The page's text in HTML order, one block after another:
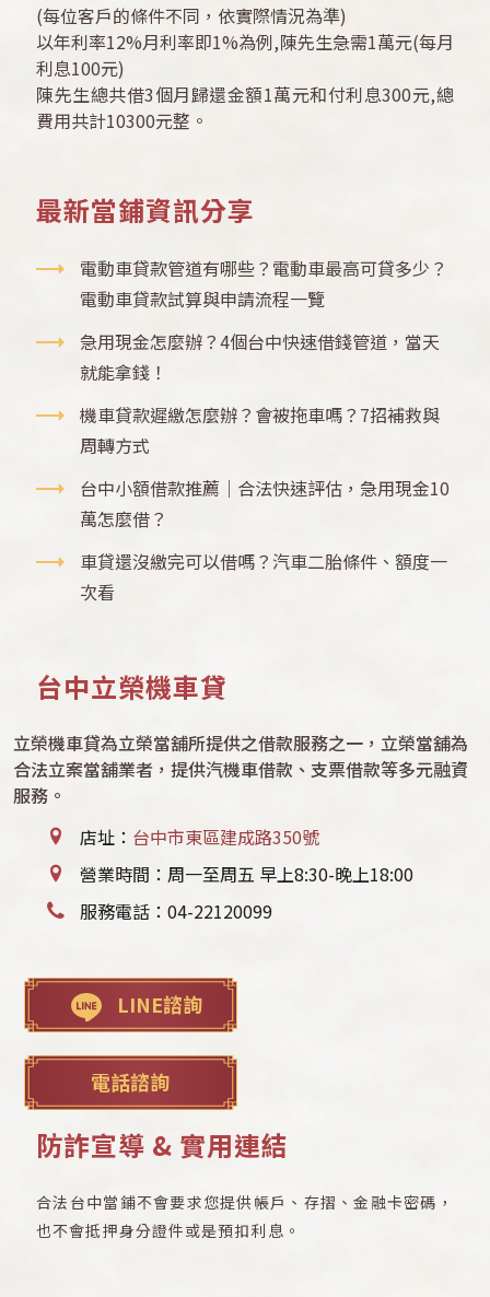
(每位客戶的條件不同，依實際情況為準)
以年利率12%月利率即1%為例,陳先生急需1萬元(每月
利息100元)
陳先生總共借3個月歸還金額1萬元和付利息300元,總
費用共計10300元整。
最新當鋪資訊分享
電動車貸款管道有哪些？電動車最高可貸多少？
電動車貸款試算與申請流程一覽
急用現金怎麼辦？4個台中快速借錢管道，當天
就能拿錢！
機車貸款遲繳怎麼辦？會被拖車嗎？7招補救與
周轉方式
台中小額借款推薦｜合法快速評估，急用現金10
萬怎麼借？
車貸還沒繳完可以借嗎？汽車二胎條件、額度一
次看
台中立榮機車貸
立榮機車貸為立榮當舖所提供之借款服務之一，立榮當舖為
合法立案當舖業者，提供汽機車借款、支票借款等多元融資
服務。
店址： 台中市東區建成路350號
營業時間：周一至周五 早上8:30-晚上18:00
服務電話：04-22120099
LINE諮詢
電話諮詢
防詐宣導 & 實用連結
合法台中當鋪不會要求您提供帳戶、存摺、金融卡密碼，
也不會抵押身分證件或是預扣利息。